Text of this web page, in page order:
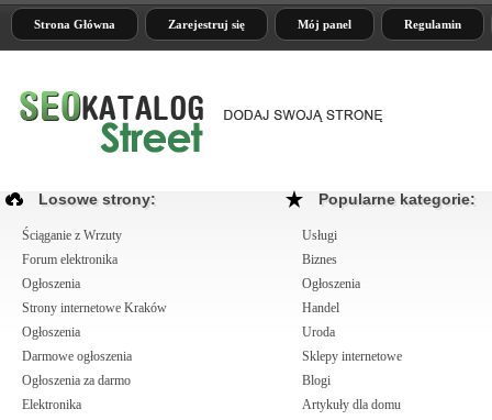
Strona Główna Zarejestruj się Mój panel Regulamin
Losowe strony:
Ściąganie z Wrzuty
Forum elektronika
Ogłoszenia
Strony internetowe Kraków
Ogłoszenia
Darmowe ogłoszenia
Ogłoszenia za darmo
Elektronika
Popularne kategorie:
Usługi
Biznes
Ogłoszenia
Handel
Uroda
Sklepy internetowe
Blogi
Artykuły dla domu